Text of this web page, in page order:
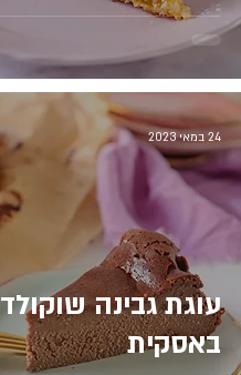
עוגת גבינה שוקולד
באסקית
24 במאי 2023